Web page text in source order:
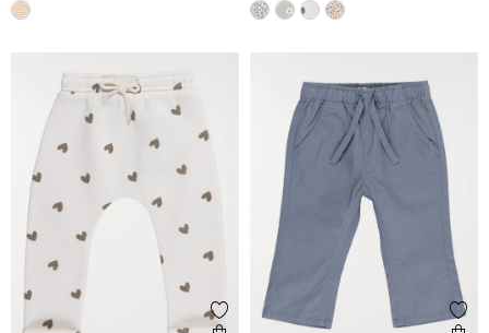
Ajouter aux favoris